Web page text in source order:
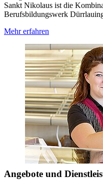
Sankt Nikolaus ist die
Berufsbildungswerk
Mehr erfahren
Angebote und